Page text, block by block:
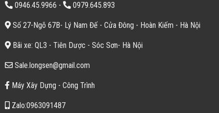
0946.45.9966 - 0979.645.893
Số 27-Ngõ 67B- Lý Nam Đế - Cửa Đông - Hoàn Kiếm - Hà Nội
Bãi xe: QL3 - Tiên Dược - Sóc Sơn- Hà Nội
Sale.longsen@gmail.com
Máy Xây Dựng - Công Trình
Zalo:0963091487